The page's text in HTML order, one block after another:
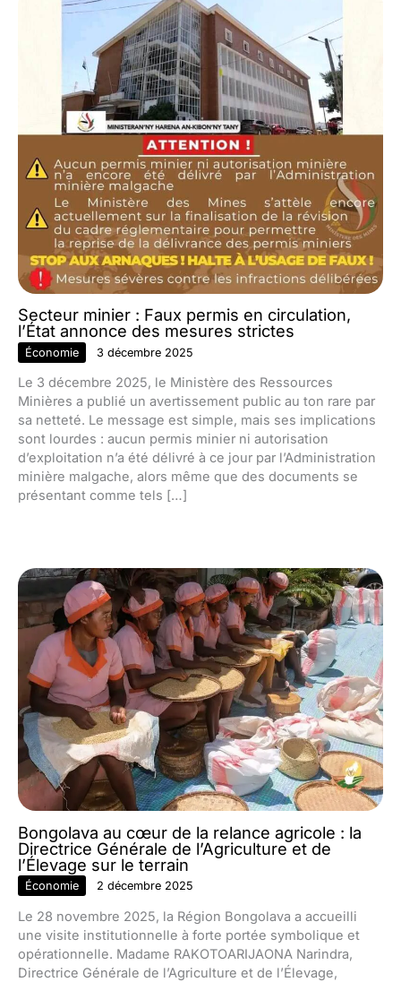
Secteur minier : Faux permis en circulation,
l’État annonce des mesures strictes
Économie 3 décembre 2025
Le 3 décembre 2025, le Ministère des Ressources
Minières a publié un avertissement public au ton rare par
sa netteté. Le message est simple, mais ses implications
sont lourdes : aucun permis minier ni autorisation
d’exploitation n’a été délivré à ce jour par l’Administration
minière malgache, alors même que des documents se
présentant comme tels […]
Bongolava au cœur de la relance agricole : la
Directrice Générale de l’Agriculture et de
l’Élevage sur le terrain
Économie 2 décembre 2025
Le 28 novembre 2025, la Région Bongolava a accueilli
une visite institutionnelle à forte portée symbolique et
opérationnelle. Madame RAKOTOARIJAONA Narindra,
Directrice Générale de l’Agriculture et de l’Élevage,